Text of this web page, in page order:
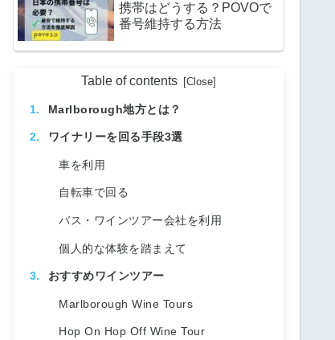
携帯はどうする？POVOで
番号維持する方法
Table of contents
Marlborough地方とは？
ワイナリーを回る手段3選
車を利用
自転車で回る
バス・ワインツアー会社を利用
個人的な体験を踏まえて
おすすめワインツアー
Marlborough Wine Tours
Hop On Hop Off Wine Tour